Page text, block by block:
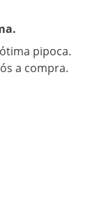
pipoca.
a compra.